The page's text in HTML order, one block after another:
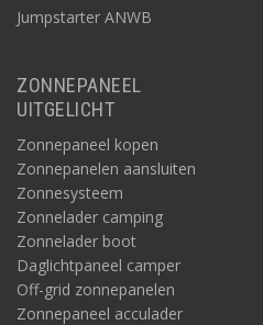
Jumpstarter ANWB
ZONNEPANEEL
UITGELICHT
Zonnepaneel kopen
Zonnepanelen aansluiten
Zonnesysteem
Zonnelader camping
Zonnelader boot
Daglichtpaneel camper
Off-grid zonnepanelen
Zonnepaneel acculader